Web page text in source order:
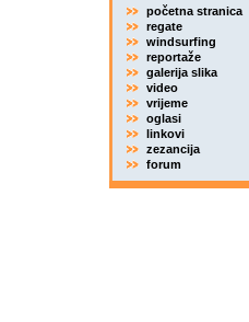
početna stranica
regate
windsurfing
reportaže
galerija slika
video
vrijeme
oglasi
linkovi
zezancija
forum